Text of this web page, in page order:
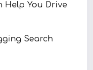
Help You Drive
Search